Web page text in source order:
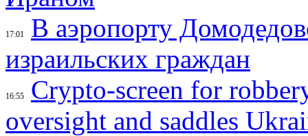
17:01
В аэропорту
израильских граждан
16:55
Crypto-screen for
oversight and saddles